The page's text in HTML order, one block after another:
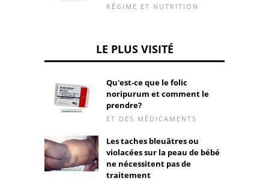
RÉGIME ET NUTRITION
LE PLUS VISITÉ
Qu'est-ce que le folic
noripurum et comment le
prendre?
ET DES MÉDICAMENTS
Les taches bleuâtres ou
violacées sur la peau de bébé
ne nécessitent pas de
traitement